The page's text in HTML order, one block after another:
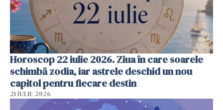
Horoscop 22 iulie 2026. Ziua în care soarele
schimbă zodia, iar astrele deschid un nou
capitol pentru fiecare destin
21 IULIE 2026